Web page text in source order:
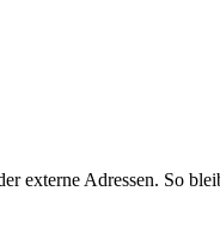
externe Adressen. So